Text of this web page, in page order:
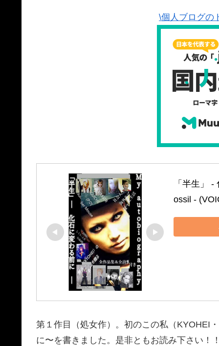
\個人ブログの
「半生」
ossil ‐
第１作目（処女作）。初のこの私（KYOHEI
に〜を書きました。是非ともお読み下さい！